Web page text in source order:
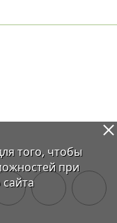
того, чтобы
при